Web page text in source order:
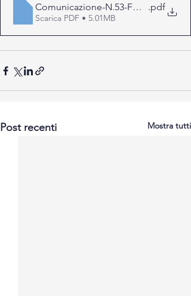
Comunicazione-N.53-FNMOCeO
.pdf
Scarica PDF • 5.01MB
Post recenti Mostra tutti